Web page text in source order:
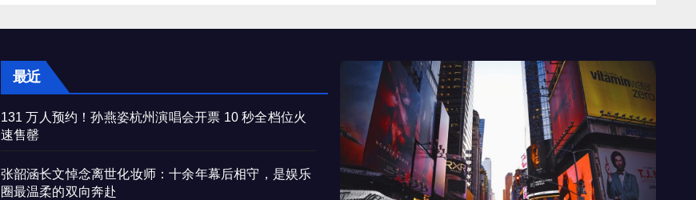
最近
131 万人预约！孙燕姿杭州演唱会开票 10 秒全档位火
速售罄
张韶涵长文悼念离世化妆师：十余年幕后相守，是娱乐
圈最温柔的双向奔赴